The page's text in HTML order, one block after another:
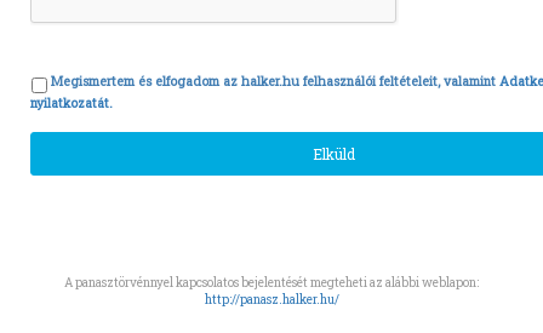
Megismertem és elfogadom az halker.hu felhasználói feltételeit, valamint
nyilatkozatát.
A panasztörvénnyel kapcsolatos bejelentését megteheti az alábbi weblapon:
http://panasz.halker.hu/